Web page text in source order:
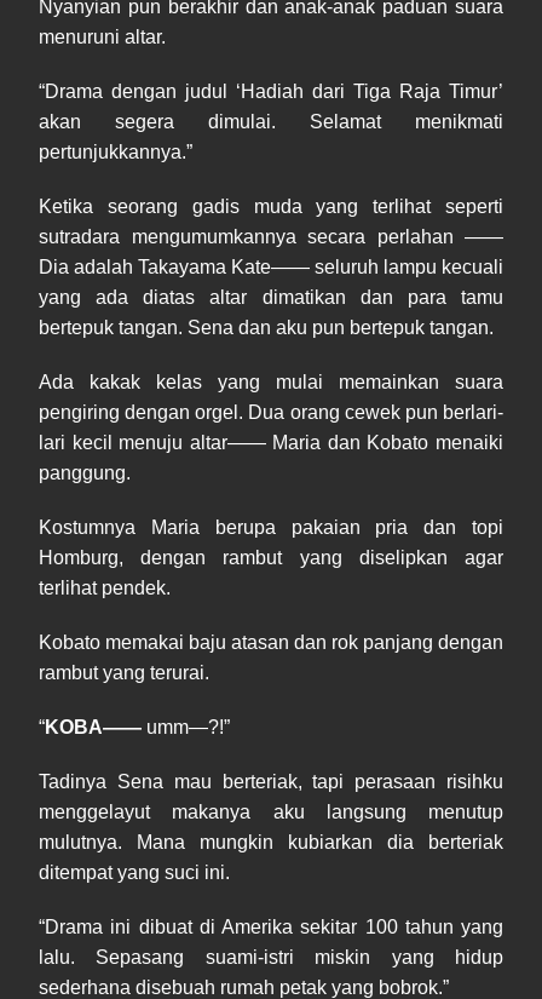
Nyanyian pun berakhir dan anak-anak paduan suara
menuruni altar.
“Drama dengan judul ‘Hadiah dari Tiga Raja Timur’
akan segera dimulai. Selamat menikmati
pertunjukkannya.”
Ketika seorang gadis muda yang terlihat seperti
sutradara mengumumkannya secara perlahan ——
Dia adalah Takayama Kate—— seluruh lampu kecuali
yang ada diatas altar dimatikan dan para tamu
bertepuk tangan. Sena dan aku pun bertepuk tangan.
Ada kakak kelas yang mulai memainkan suara
pengiring dengan orgel. Dua orang cewek pun berlari-
lari kecil menuju altar—— Maria dan Kobato menaiki
panggung.
Kostumnya Maria berupa pakaian pria dan topi
Homburg, dengan rambut yang diselipkan agar
terlihat pendek.
Kobato memakai baju atasan dan rok panjang dengan
rambut yang terurai.
“KOBA—— umm—?!”
Tadinya Sena mau berteriak, tapi perasaan risihku
menggelayut makanya aku langsung menutup
mulutnya. Mana mungkin kubiarkan dia berteriak
ditempat yang suci ini.
“Drama ini dibuat di Amerika sekitar 100 tahun yang
lalu. Sepasang suami-istri miskin yang hidup
sederhana disebuah rumah petak yang bobrok.”